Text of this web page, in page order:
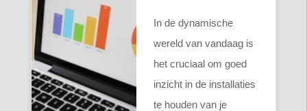
In de dynamische
wereld van vandaag is
het cruciaal om goed
inzicht in de installaties
te houden van je